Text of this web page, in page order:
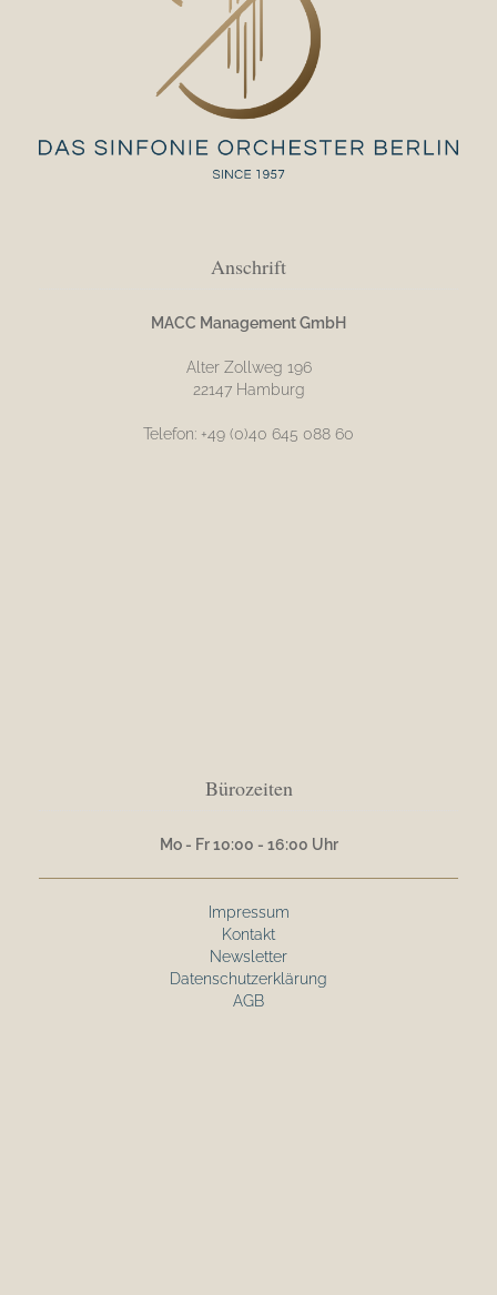
Anschrift
MACC Management GmbH
Alter Zollweg 196
22147 Hamburg
Telefon: +49 (0)40 645 088 60
Bürozeiten
Mo - Fr 10:00 - 16:00 Uhr
Impressum
Kontakt
Newsletter
Datenschutzerklärung
AGB